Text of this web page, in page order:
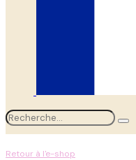
Retour à l'e-shop